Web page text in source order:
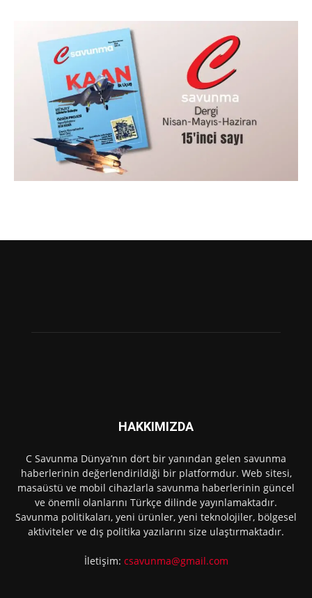
HAKKIMIZDA
C Savunma Dünya’nın dört bir yanından gelen savunma
haberlerinin değerlendirildiği bir platformdur. Web sitesi,
masaüstü ve mobil cihazlarla savunma haberlerinin güncel
ve önemli olanlarını Türkçe dilinde yayınlamaktadır.
Savunma politikaları, yeni ürünler, yeni teknolojiler, bölgesel
aktiviteler ve dış politika yazılarını size ulaştırmaktadır.
İletişim: csavunma@gmail.com